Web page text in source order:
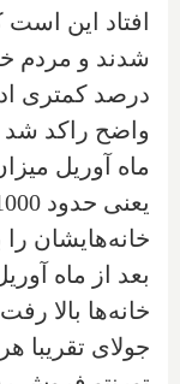
افتاد این است
شدند و مردم
درصد کمتری
واضح راکد شد
ماه آوریل
خانه‌هایشان
بعد از ماه
خانه‌ها بالا